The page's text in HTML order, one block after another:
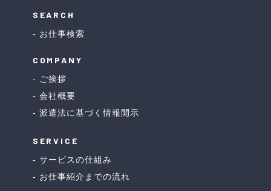
SEARCH
お仕事検索
COMPANY
ご挨拶
会社概要
派遣法に基づく情報開示
SERVICE
サービスの仕組み
お仕事紹介までの流れ